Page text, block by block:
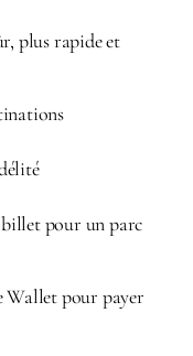
plus rapide et
pour un parc
pour payer